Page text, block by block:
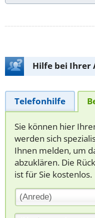
Hilfe bei Ihrer
Telefonhilfe
Sie können hier
werden sich
Ihnen melden, um
abzuklären. Die
ist für Sie kostenlos.
(Anrede)